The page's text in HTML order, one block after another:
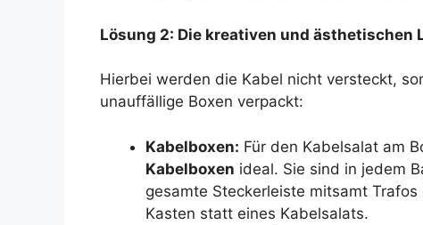
Lösung 2: Die kreativen und ästhetischen
Hierbei werden die Kabel nicht versteckt,
unauffällige Boxen verpackt:
Kabelboxen: Für den Kabelsalat am
Kabelboxen ideal. Sie sind in jedem
gesamte Steckerleiste mitsamt
Kasten statt eines Kabelsalats.